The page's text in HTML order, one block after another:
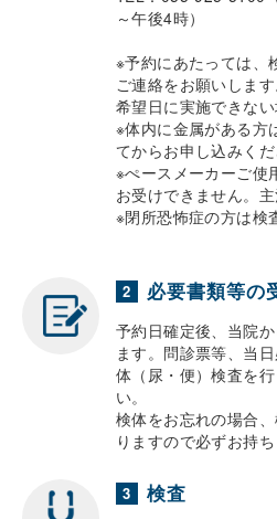
～午後4時）
※予約にあたっては、
ご連絡をお願いしま
希望日に実施できない
※体内に金属がある方
てからお申し込みくだ
※ぺースメーカーご使
お受けできません。
※閉所恐怖症の方は検
2 必要書類等の
予約日確定後、当院
ます。問診票等、当
体（尿・便）検査を
い。
検体をお忘れの場合
りますので必ずお持ち
3 検査